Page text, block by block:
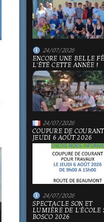
24/07/2026
ENCORE UNE BELLE
L'ÉTÉ CETTE ANNÉE !
24/07/2026
COUPURE DE
JEUDI 6 AOÛT 2026
24/07/2026
SPECTACLE SON ET
LUMIÈRE DE L'ÉCOLE
BOSCO 2026